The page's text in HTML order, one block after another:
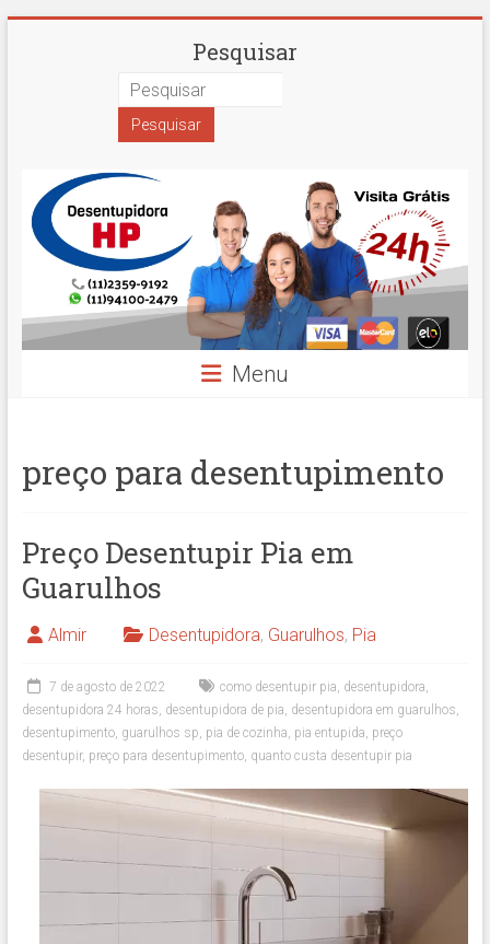
Desentupidora
Paulo
Hidro
Prime
Pesquisar
Menu
preço para desentupimento
Preço Desentupir Pia em
Guarulhos
Almir Desentupidora, Guarulhos, Pia
7 de agosto de 2022 como desentupir pia, desentupidora,
desentupidora 24 horas, desentupidora de pia, desentupidora em guarulhos,
desentupimento, guarulhos sp, pia de cozinha, pia entupida, preço
desentupir, preço para desentupimento, quanto custa desentupir pia